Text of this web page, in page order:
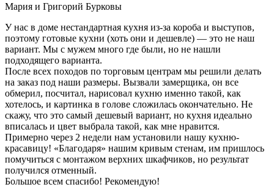
Мария и Григорий Бурковы
У нас в доме нестандартная кухня из-за короба и выступов,
поэтому готовые кухни (хоть они и дешевле) — это не наш
вариант. Мы с мужем много где были, но не нашли
подходящего варианта.
После всех походов по торговым центрам мы решили делать
на заказ под наши размеры. Вызвали замерщика, он все
обмерил, посчитал, нарисовал кухню именно такой, как
хотелось, и картинка в голове сложилась окончательно. Не
скажу, что это самый дешевый вариант, но кухня идеально
вписалась и цвет выбрала такой, как мне нравится.
Примерно через 2 недели нам установили нашу кухню-
красавицу! «Благодаря» нашим кривым стенам, им пришлось
помучиться с монтажом верхних шкафчиков, но результат
получился отменный.
Большое всем спасибо! Рекомендую!